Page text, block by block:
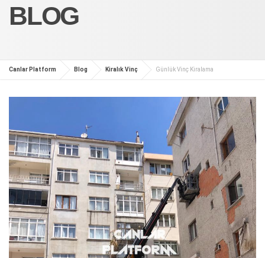
BLOG
Canlar Platform Blog Kiralık Vinç Günlük Vinç Kiralama